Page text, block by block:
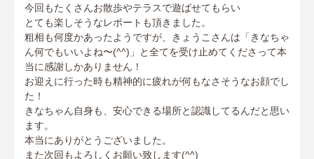
今回もたくさんお散歩やテラスで遊ばせてもらい
とても楽しそうなレポートも頂きました。
粗相も何度かあったようですが、きょうこさんは「きなちゃ
ん何でもいいよね〜(^^)」と全てを受け止めてくださって本
当に感謝しかありません！
お迎えに行った時も精神的に疲れが何もなさそうなお顔でし
た！
きなちゃん自身も、安心できる場所と認識してるんだと思い
ます。
本当にありがとうございました。
また次回もよろしくお願い致します(^^)